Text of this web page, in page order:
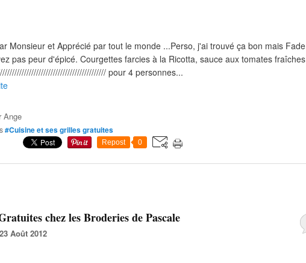
Monsieur et Apprécié par tout le monde ...Perso, j'ai trouvé ça bon mais Fade
pas peur d'épicé. Courgettes farcies à la Ricotta, sauce aux tomates fraîches
pour 4 personnes...
Ange
#Cuisine et ses grilles gratuites
Repost 0
chez les Broderies de Pascale
Août 2012